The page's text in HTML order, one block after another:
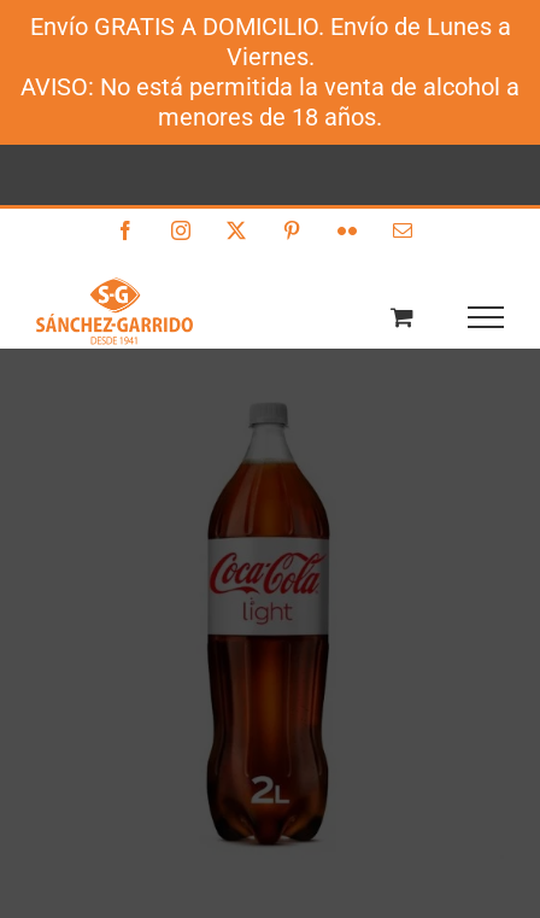
Envío GRATIS A DOMICILIO. Envío de Lunes a
Viernes.
AVISO: No está permitida la venta de alcohol a
menores de 18 años.
FacebookInstagram PinterestFlickr Correo
Sánchez-Garrido